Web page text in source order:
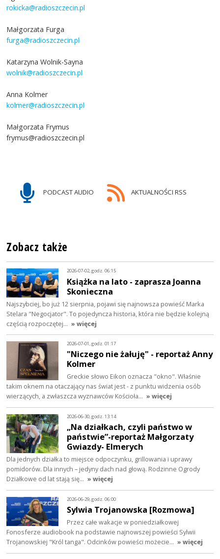
rokicka@radioszczecin.pl
Małgorzata Furga
furga@radioszczecin.pl
Katarzyna Wolnik-Sayna
wolnik@radioszczecin.pl
Anna Kolmer
kolmer@radioszczecin.pl
Małgorzata Frymus
frymus@radioszczecin.pl
PODCAST AUDIO AKTUALNOŚCI RSS
Zobacz także
2026-07-02, godz. 06:15
Książka na lato - zaprasza Joanna
Skonieczna
Najszybciej, bo już 12 sierpnia, pojawi się najnowsza powieść Marka
Stelara "Negocjator". To pojedyncza historia, która nie będzie kolejną
częścią rozpoczętej… » więcej
2026-07-01, godz. 01:17
"Niczego nie żałuję" - reportaż Anny
Kolmer
Greckie słowo Eikon oznacza "okno". Właśnie
takim oknem na otaczający nas świat jest - z punktu widzenia osób
wierzących, a zwłaszcza wyznawców Kościoła… » więcej
2026-06-30, godz. 13:14
„Na działkach, czyli państwo w
państwie”-reportaż Małgorzaty
Gwiazdy- Elmerych
Dla jednych działka to miejsce odpoczynku, grillowania i uprawy
pomidorów. Dla innych – jedyny dach nad głową. Rodzinne Ogrody
Działkowe od lat stają się… » więcej
2026-06-29, godz. 06:00
Sylwia Trojanowska [Rozmowa]
Przez całe wakacje w poniedziałkowej
Fonosferze audiobook na podstawie najnowszej powieści Sylwii
Trojanowskiej "Król tanga". Odcinków powieści możecie… » więcej